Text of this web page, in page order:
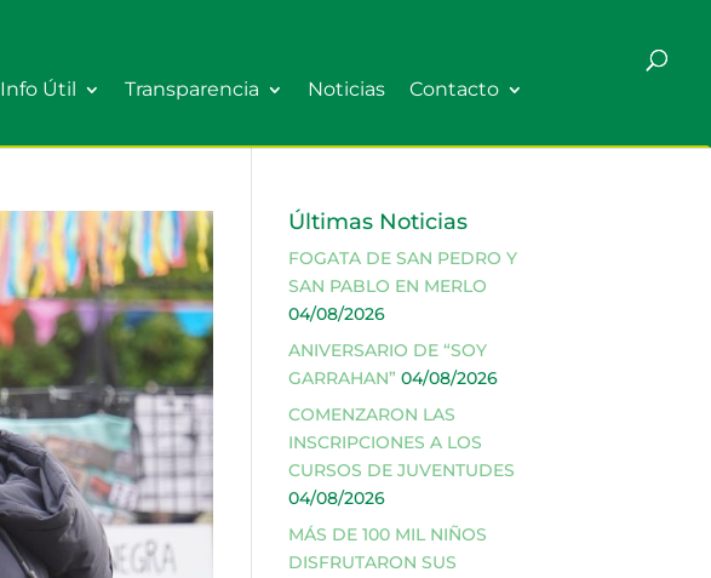
Info Útil Transparencia Noticias Contacto
Últimas Noticias
FOGATA DE SAN PEDRO Y
SAN PABLO EN MERLO
04/08/2026
ANIVERSARIO DE “SOY
GARRAHAN” 04/08/2026
COMENZARON LAS
INSCRIPCIONES A LOS
CURSOS DE JUVENTUDES
04/08/2026
MÁS DE 100 MIL NIÑOS
DISFRUTARON SUS